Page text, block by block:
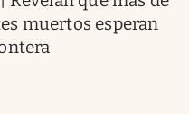
muertos esperan